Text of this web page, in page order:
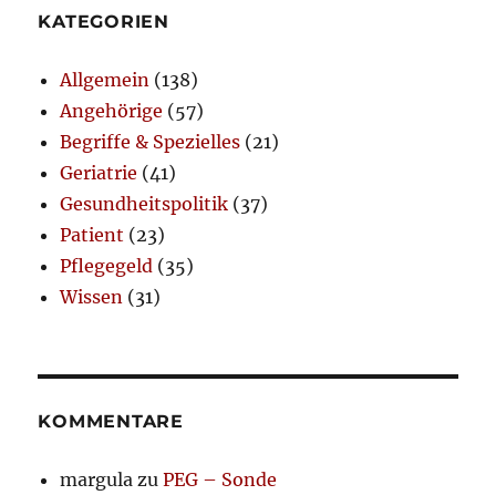
KATEGORIEN
Allgemein (138)
Angehörige (57)
Begriffe & Spezielles (21)
Geriatrie (41)
Gesundheitspolitik (37)
Patient (23)
Pflegegeld (35)
Wissen (31)
KOMMENTARE
margula zuPEG – Sonde